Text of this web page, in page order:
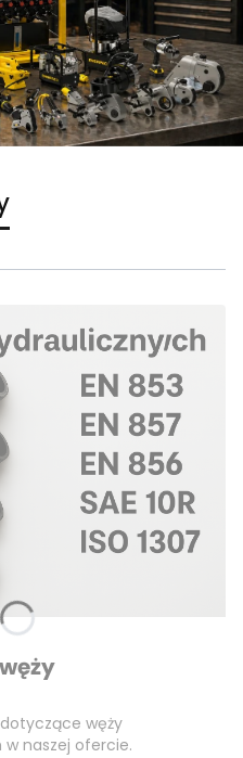
węży
naszej ofercie.